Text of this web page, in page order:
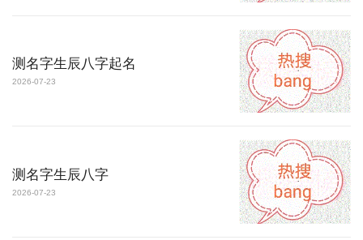
测名字生辰八字起名
2026-07-23
测名字生辰八字
2026-07-23